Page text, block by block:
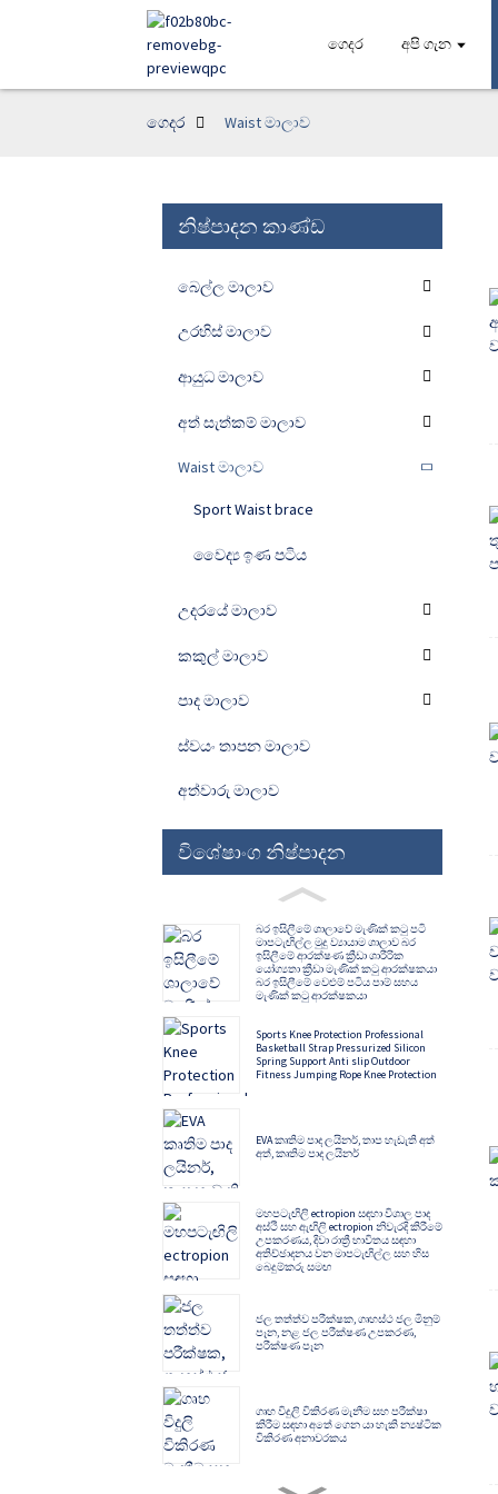
ගෙදර අපි ගැන
ගෙදර Waist මාලාව
නිෂ්පාදන කාණ්ඩ
බෙල්ල මාලාව
උරහිස් මාලාව
ආයුධ මාලාව
අත් සැත්කම් මාලාව
Waist මාලාව
Sport Waist brace
වෛද්‍ය ඉණ පටිය
උදරයේ මාලාව
කකුල් මාලාව
පාද මාලාව
ස්වයං තාපන මාලාව
අත්වාරු මාලාව
විශේෂාංග නිෂ්පාදන
බර ඉසිලීමේ ශාලාවේ මැණික් කටු පටි
මාපටැඟිල්ල මුදු ව්‍යායාම ශාලාව බර
ඉසිලීමේ ආරක්ෂණ ක්‍රීඩා ශාරීරික
යෝග්‍යතා ක්‍රීඩා මැණික් කටු ආරක්ෂකයා
බර ඉසිලීමේ වෙළුම් පටිය පාම් සහය
මැණික් කටු ආරක්ෂකයා
Sports Knee Protection Professional
Basketball Strap Pressurized Silicon
Spring Support Anti slip Outdoor
Fitness Jumping Rope Knee Protection
EVA කෘතිම පාද ලයිනර්, තාප හැඩැති අත්
අත්, කෘතිම පාද ලයිනර්
මහපටැඟිලි ectropion සඳහා විශාල පාද
අස්ථි සහ ඇඟිලි ectropion නිවැරදි කිරීමේ
උපකරණය, දිවා රාත්‍රී භාවිතය සඳහා
අතිච්ඡාදනය වන මාපටැඟිල්ල සහ හිස
බෙදුම්කරු සමඟ
ජල තත්ත්ව පරීක්ෂක, ගෘහස්ථ ජල මිනුම්
පෑන, නළ ජල පරීක්ෂණ උපකරණ,
පරීක්ෂණ පෑන
ගෘහ විදුලි විකිරණ මැනීම සහ පරීක්ෂා
කිරීම සඳහා අතේ ගෙන යා හැකි න්‍යෂ්ටික
විකිරණ අනාවරකය